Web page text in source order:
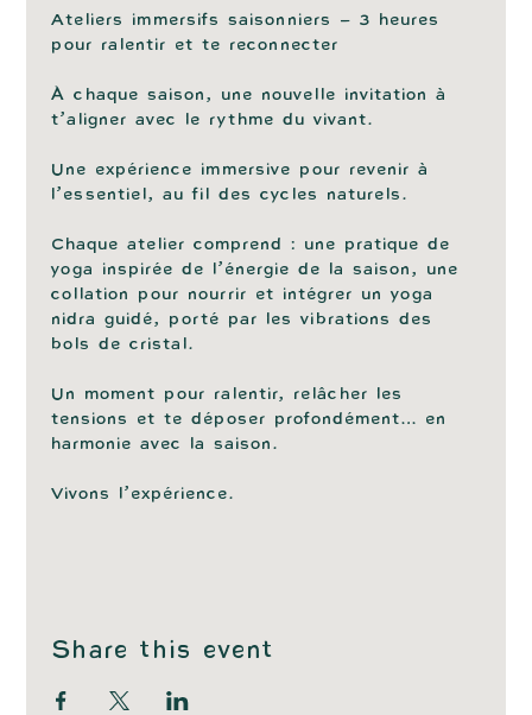
Ateliers immersifs saisonniers – 3 heures
pour ralentir et te reconnecter
À chaque saison, une nouvelle invitation à
t’aligner avec le rythme du vivant.
Une expérience immersive pour revenir à
l’essentiel, au fil des cycles naturels.
Chaque atelier comprend : une pratique de
yoga inspirée de l’énergie de la saison, une
collation pour nourrir et intégrer un yoga
nidra guidé, porté par les vibrations des
bols de cristal.
Un moment pour ralentir, relâcher les
tensions et te déposer profondément… en
harmonie avec la saison.
Vivons l’expérience.
Share this event